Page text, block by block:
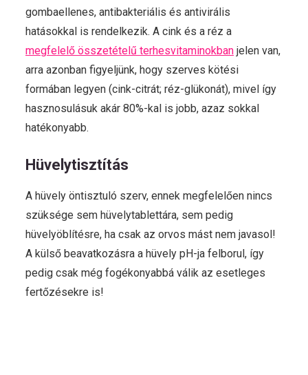
gombaellenes, antibakteriális és antivirális
hatásokkal is rendelkezik. A cink és a réz a
megfelelő összetételű terhesvitaminokban jelen van,
arra azonban figyeljünk, hogy szerves kötési
formában legyen (cink-citrát; réz-glükonát), mivel így
hasznosulásuk akár 80%-kal is jobb, azaz sokkal
hatékonyabb.
Hüvelytisztítás
A hüvely öntisztuló szerv, ennek megfelelően nincs
szüksége sem hüvelytablettára, sem pedig
hüvelyöblítésre, ha csak az orvos mást nem javasol!
A külső beavatkozásra a hüvely pH-ja felborul, így
pedig csak még fogékonyabbá válik az esetleges
fertőzésekre is!